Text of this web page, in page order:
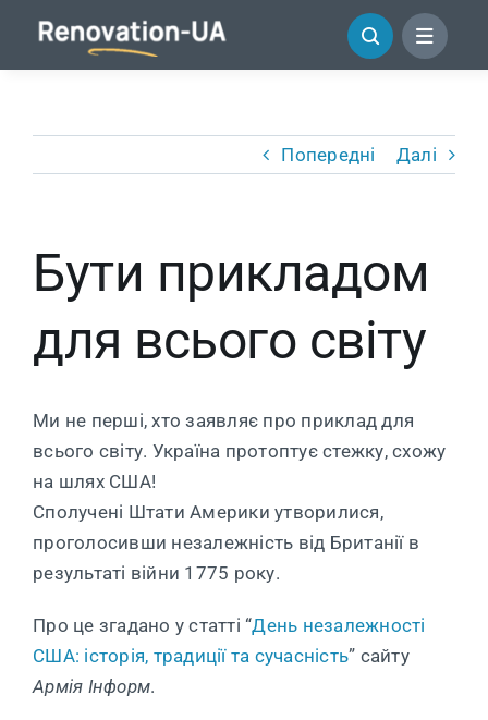
змісту
Попередні Далі
Бути прикладом
для всього світу
Ми не перші, хто заявляє про приклад для
всього світу. Україна протоптує стежку, схожу
на шлях США!
Сполучені Штати Америки утворилися,
проголосивши незалежність від Британії в
результаті війни 1775 року.
Про це згадано у статті “День незалежності
США: історія, традиції та сучасність” сайту
Армія Інформ.